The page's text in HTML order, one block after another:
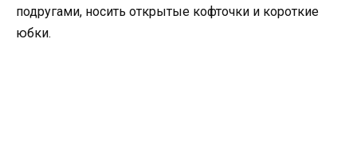
подругами, носить открытые кофточки и короткие
юбки.